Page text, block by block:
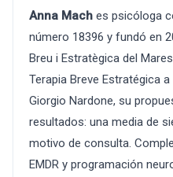
Anna Mach es psicóloga
número 18396 y fundó en
Breu i Estratègica del
Terapia Breve Estratégica
Giorgio Nardone, su
resultados: una media de
motivo de consulta.
EMDR y programación